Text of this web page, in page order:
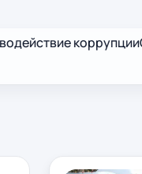
коррупции